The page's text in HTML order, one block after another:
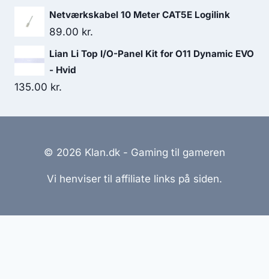
Netværkskabel 10 Meter CAT5E Logilink
89.00 kr.
Lian Li Top I/O-Panel Kit for O11 Dynamic EVO
- Hvid
135.00 kr.
© 2026 Klan.dk - Gaming til gameren
Vi henviser til affiliate links på siden.